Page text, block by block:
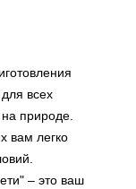
всех
природе.
вам легко
– это ваш